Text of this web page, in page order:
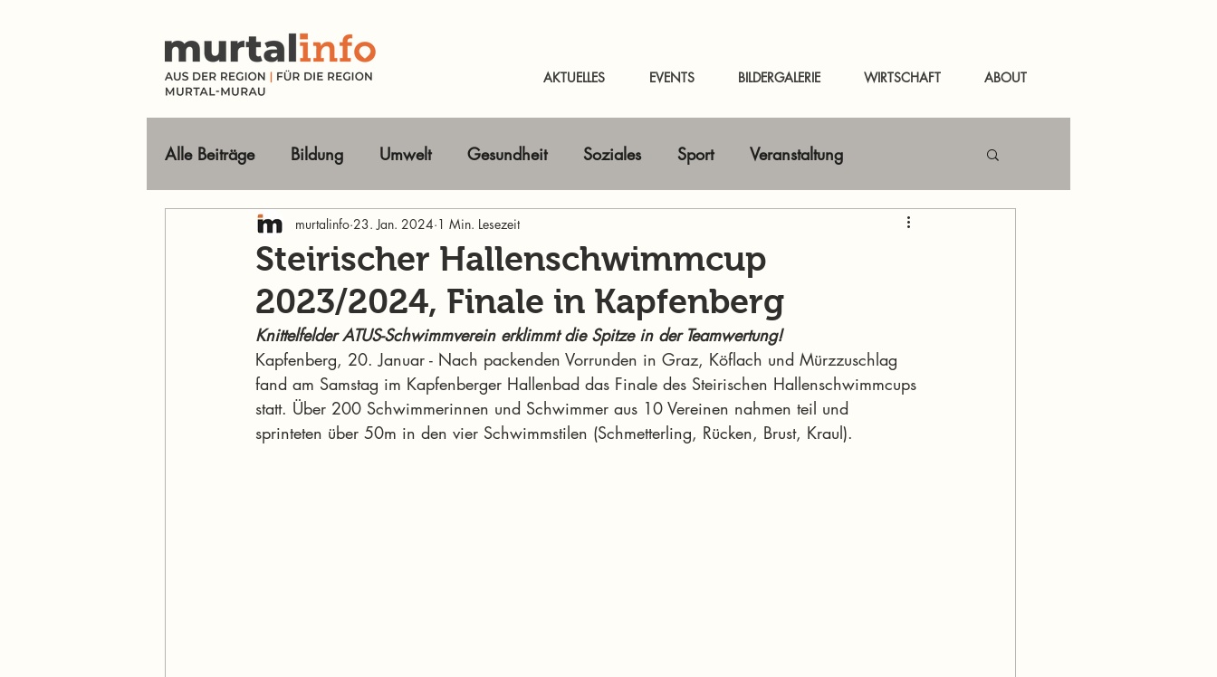
AKTUELLES EVENTS BILDERGALERIE WIRTSCHAFT ABOUT
Alle Beiträge Bildung Umwelt Gesundheit Soziales Sport Veranstaltung
Tourismus Ausflugsziele Horizont erweitern
Wirtschaft Freizeit Online-Magazin News Murtal & Murau News Murtal
Im Fokus
Steirischer Hallenschwimmcup
2023/2024, Finale in Kapfenberg
murtalinfo 23. Jan. 2024 1 Min. Lesezeit
Knittelfelder ATUS-Schwimmverein erklimmt die Spitze in der Teamwertung!
Kapfenberg, 20. Januar - Nach packenden Vorrunden in Graz, Köflach und Mürzzuschlag
fand am Samstag im Kapfenberger Hallenbad das Finale des Steirischen Hallenschwimmcups
statt. Über 200 Schwimmerinnen und Schwimmer aus 10 Vereinen nahmen teil und
sprinteten über 50m in den vier Schwimmstilen (Schmetterling, Rücken, Brust, Kraul).